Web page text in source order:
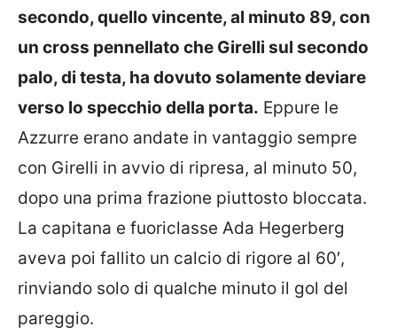
secondo, quello vincente, al minuto 89, con
un cross pennellato che Girelli sul secondo
palo, di testa, ha dovuto solamente deviare
verso lo specchio della porta. Eppure le
Azzurre erano andate in vantaggio sempre
con Girelli in avvio di ripresa, al minuto 50,
dopo una prima frazione piuttosto bloccata.
La capitana e fuoriclasse Ada Hegerberg
aveva poi fallito un calcio di rigore al 60′,
rinviando solo di qualche minuto il gol del
pareggio.